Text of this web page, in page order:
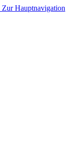
Zur Hauptnavigation